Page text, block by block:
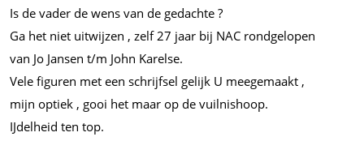
Is de vader de wens van de gedachte ?
Ga het niet uitwijzen , zelf 27 jaar bij NAC rondgelopen
van Jo Jansen t/m John Karelse.
Vele figuren met een schrijfsel gelijk U meegemaakt ,
mijn optiek , gooi het maar op de vuilnishoop.
IJdelheid ten top.